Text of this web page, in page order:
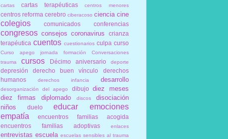
cartas cartas terapéuticas centros menores
centros reforma cerebro ciberacoso ciencia cine
colegios comunicados conferencias
congresos consejos coronavirus
crianza
terapéutica cuentos cuestionarios culpa curso
Curso apego jornada formación Conversaciones
trauma
cursos Décimo aniversario deporte
depresión derecho buen vínculo
derechos
humanos
derechos infancia desarrollo
desorganización del apego dibujo diez meses
diez firmas
diplomado discos
disociación
niños
duelo educar
emociones
empatía
encuentros familias acogida
encuentros familias adoptivas
enlaces
entrevistas escuela escuelas sensibles al trauma